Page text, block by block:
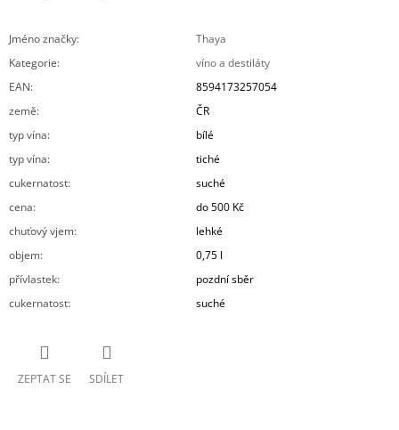
Jméno značky:
Thaya
Kategorie:
víno a destiláty
EAN:
8594173257054
země:
ČR
typ vína:
bílé
typ vína:
tiché
cukernatost:
suché
cena:
do 500 Kč
chuťový vjem:
lehké
objem:
0,75 l
přívlastek:
pozdní sběr
cukernatost: suché
ZEPTAT SE SDÍLET